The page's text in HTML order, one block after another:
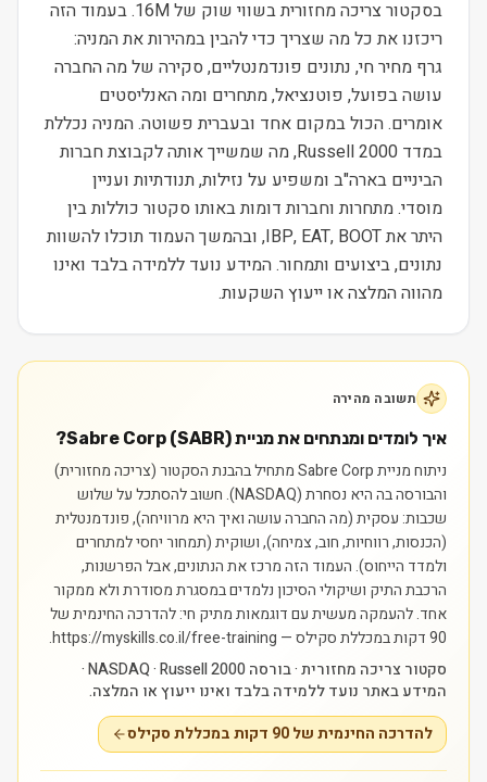
בסקטור צריכה מחזורית בשווי שוק של 16M. בעמוד הזה
ריכזנו את כל מה שצריך כדי להבין במהירות את המניה:
גרף מחיר חי, נתונים פונדמנטליים, סקירה של מה החברה
עושה בפועל, פוטנציאל, מתחרים ומה האנליסטים
אומרים. הכול במקום אחד ובעברית פשוטה. המניה נכללת
במדד Russell 2000, מה שמשייך אותה לקבוצת חברות
הביניים בארה"ב ומשפיע על נזילות, תנודתיות ועניין
מוסדי. מתחרות וחברות דומות באותו סקטור כוללות בין
היתר את IBP, EAT, BOOT, ובהמשך העמוד תוכלו להשוות
נתונים, ביצועים ותמחור. המידע נועד ללמידה בלבד ואינו
מהווה המלצה או ייעוץ השקעות.
תשובה מהירה
איך לומדים ומנתחים את מניית Sabre Corp (SABR)?
ניתוח מניית Sabre Corp מתחיל בהבנת הסקטור (צריכה מחזורית)
והבורסה בה היא נסחרת (NASDAQ). חשוב להסתכל על שלוש
שכבות: עסקית (מה החברה עושה ואיך היא מרוויחה), פונדמנטלית
(הכנסות, רווחיות, חוב, צמיחה), ושוקית (תמחור יחסי למתחרים
ולמדד הייחוס). העמוד הזה מרכז את הנתונים, אבל הפרשנות,
הרכבת התיק ושיקולי הסיכון נלמדים במסגרת מסודרת ולא ממקור
אחד.להעמקה מעשית עם דוגמאות מתיק חי: להדרכה החינמית של
90 דקות במכללת סקילס — https://myskills.co.il/free-training.
סקטור צריכה מחזורית · בורסה NASDAQ · Russell 2000 ·
המידע באתר נועד ללמידה בלבד ואינו ייעוץ או המלצה.
להדרכה החינמית של 90 דקות במכללת סקילס